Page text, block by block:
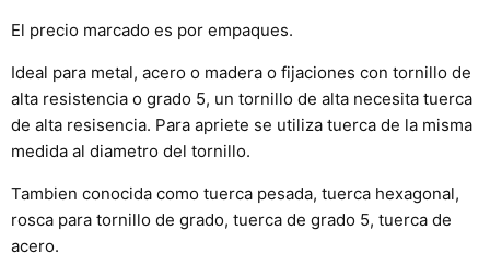
El precio marcado es por empaques.
Ideal para metal, acero o madera o fijaciones con tornillo de
alta resistencia o grado 5, un tornillo de alta necesita tuerca
de alta resisencia. Para apriete se utiliza tuerca de la misma
medida al diametro del tornillo.
Tambien conocida como tuerca pesada, tuerca hexagonal,
rosca para tornillo de grado, tuerca de grado 5, tuerca de
acero.